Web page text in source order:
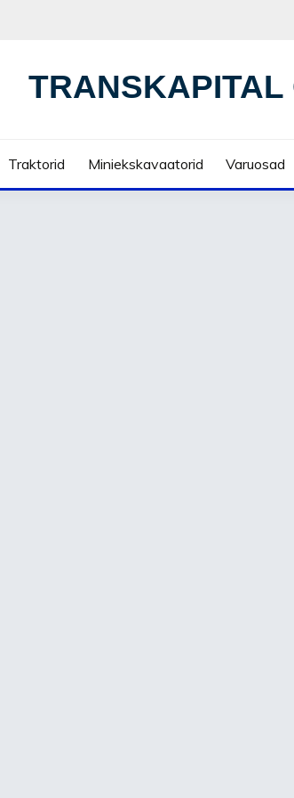
TRANSKAPITAL
Traktorid Miniekskavaatorid Varuosad